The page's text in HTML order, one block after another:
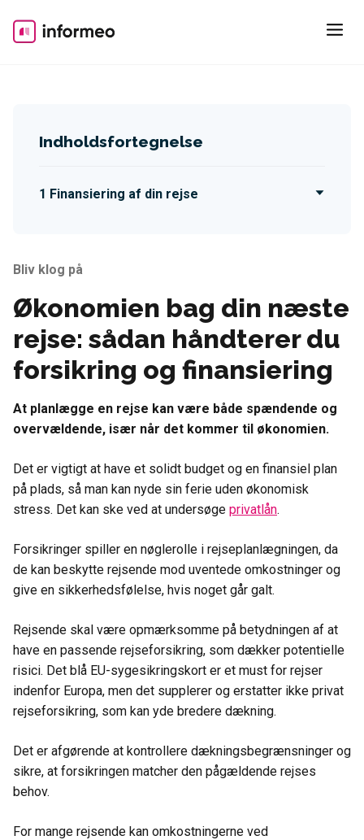
content
Bliv klog på
Økonomien bag din næste
rejse: sådan håndterer du
forsikring og finansiering
At planlægge en rejse kan være både spændende og
overvældende, især når det kommer til økonomien.
Det er vigtigt at have et solidt budget og en finansiel plan
på plads, så man kan nyde sin ferie uden økonomisk
stress. Det kan ske ved at undersøge privatlån.
Forsikringer spiller en nøglerolle i rejseplanlægningen, da
de kan beskytte rejsende mod uventede omkostninger og
give en sikkerhedsfølelse, hvis noget går galt.
Rejsende skal være opmærksomme på betydningen af at
have en passende rejseforsikring, som dækker potentielle
risici. Det blå EU-sygesikringskort er et must for rejser
indenfor Europa, men det supplerer og erstatter ikke privat
rejseforsikring, som kan yde bredere dækning.
Det er afgørende at kontrollere dækningsbegrænsninger og
sikre, at forsikringen matcher den pågældende rejses
behov.
For mange rejsende kan omkostningerne ved
Indholdsfortegnelse
Finansiering af din rejse